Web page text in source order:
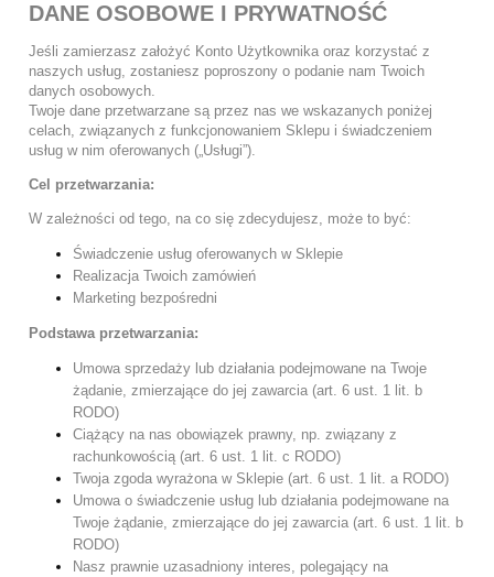
DANE OSOBOWE I PRYWATNOŚĆ
Jeśli zamierzasz założyć Konto Użytkownika oraz korzystać z
naszych usług, zostaniesz poproszony o podanie nam Twoich
danych osobowych.
Twoje dane przetwarzane są przez nas we wskazanych poniżej
celach, związanych z funkcjonowaniem Sklepu i świadczeniem
usług w nim oferowanych („Usługi”).
Cel przetwarzania:
W zależności od tego, na co się zdecydujesz, może to być:
Świadczenie usług oferowanych w Sklepie
Realizacja Twoich zamówień
Marketing bezpośredni
Podstawa przetwarzania:
Umowa sprzedaży lub działania podejmowane na Twoje
żądanie, zmierzające do jej zawarcia (art. 6 ust. 1 lit. b
RODO)
Ciążący na nas obowiązek prawny, np. związany z
rachunkowością (art. 6 ust. 1 lit. c RODO)
Twoja zgoda wyrażona w Sklepie (art. 6 ust. 1 lit. a RODO)
Umowa o świadczenie usług lub działania podejmowane na
Twoje żądanie, zmierzające do jej zawarcia (art. 6 ust. 1 lit. b
RODO)
Nasz prawnie uzasadniony interes, polegający na